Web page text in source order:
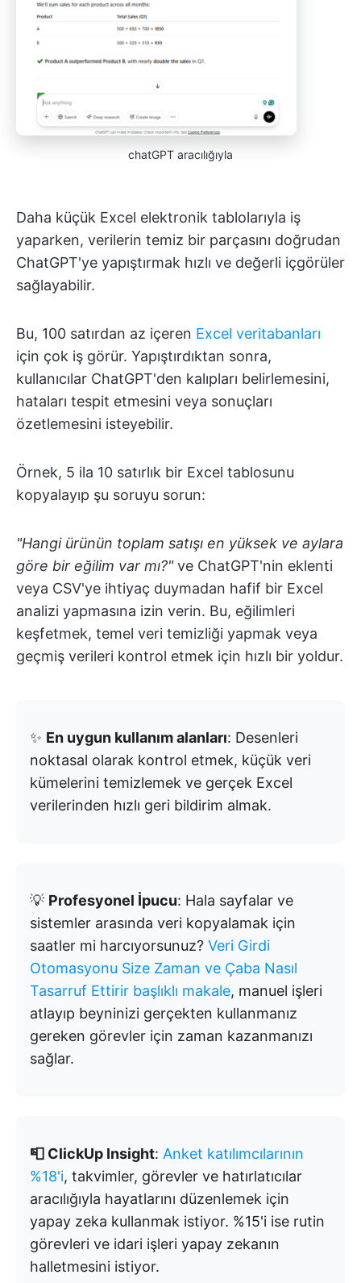
chatGPT aracılığıyla
Daha küçük Excel elektronik tablolarıyla iş
yaparken, verilerin temiz bir parçasını doğrudan
ChatGPT'ye yapıştırmak hızlı ve değerli içgörüler
sağlayabilir.
Bu, 100 satırdan az içeren Excel veritabanları
için çok iş görür. Yapıştırdıktan sonra,
kullanıcılar ChatGPT'den kalıpları belirlemesini,
hataları tespit etmesini veya sonuçları
özetlemesini isteyebilir.
Örnek, 5 ila 10 satırlık bir Excel tablosunu
kopyalayıp şu soruyu sorun:
"Hangi ürünün toplam satışı en yüksek ve aylara
göre bir eğilim var mı?"ve ChatGPT'nin eklenti
veya CSV'ye ihtiyaç duymadan hafif bir Excel
analizi yapmasına izin verin. Bu, eğilimleri
keşfetmek, temel veri temizliği yapmak veya
geçmiş verileri kontrol etmek için hızlı bir yoldur.
✨ En uygun kullanım alanları: Desenleri
noktasal olarak kontrol etmek, küçük veri
kümelerini temizlemek ve gerçek Excel
verilerinden hızlı geri bildirim almak.
💡 Profesyonel İpucu: Hala sayfalar ve
sistemler arasında veri kopyalamak için
saatler mi harcıyorsunuz? Veri Girdi
Otomasyonu Size Zaman ve Çaba Nasıl
Tasarruf Ettirir başlıklı makale, manuel işleri
atlayıp beyninizi gerçekten kullanmanız
gereken görevler için zaman kazanmanızı
sağlar.
📮 ClickUp Insight: Anket katılımcılarının
%18'i, takvimler, görevler ve hatırlatıcılar
aracılığıyla hayatlarını düzenlemek için
yapay zeka kullanmak istiyor. %15'i ise rutin
görevleri ve idari işleri yapay zekanın
halletmesini istiyor.